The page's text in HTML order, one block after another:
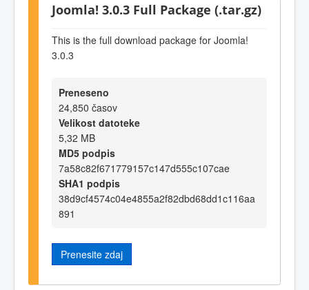
Joomla! 3.0.3 Full Package (.tar.gz)
This is the full download package for Joomla!
3.0.3
Preneseno
24,850 časov
Velikost datoteke
5,32 MB
MD5 podpis
7a58c82f671779157c147d555c107cae
SHA1 podpis
38d9cf4574c04e4855a2f82dbd68dd1c116aa
891
Prenesite zdaj